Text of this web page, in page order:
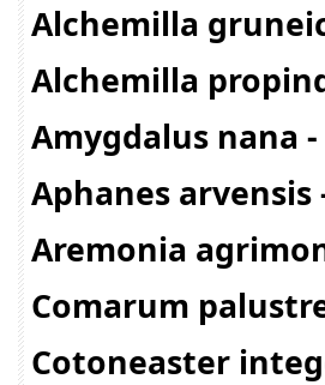
Alchemilla
Alchemilla
Amygdalus nana
Aphanes
Aremonia
Comarum
Cotoneaster